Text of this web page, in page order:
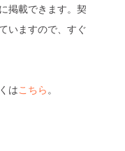
掲載できます。契
いますので、すぐ
はこちら 。